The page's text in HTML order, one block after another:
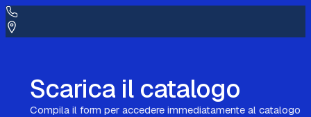
Scarica il catalogo
Compila il form per accedere immediatamente al catalogo